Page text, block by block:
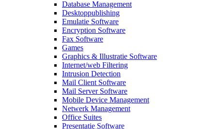
Database Management
Desktoppublishing
Emulatie Software
Encryption Software
Fax Software
Games
Graphics & Illustratie Software
Internet/web Filtering
Intrusion Detection
Mail Client Software
Mail Server Software
Mobile Device Management
Netwerk Management
Office Suites
Presentatie Software